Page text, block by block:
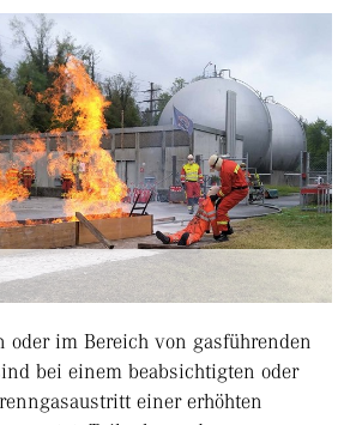
oder im Bereich von gasführenden
bei einem beabsichtigten oder
einer erhöhten